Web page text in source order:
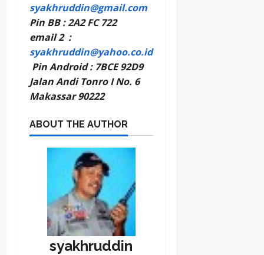
syakhruddin@gmail.com
Pin BB : 2A2 FC 722
email 2 :
syakhruddin@yahoo.co.id
Pin Android : 7BCE 92D9
Jalan Andi Tonro I No. 6
Makassar 90222
ABOUT THE AUTHOR
syakhruddin